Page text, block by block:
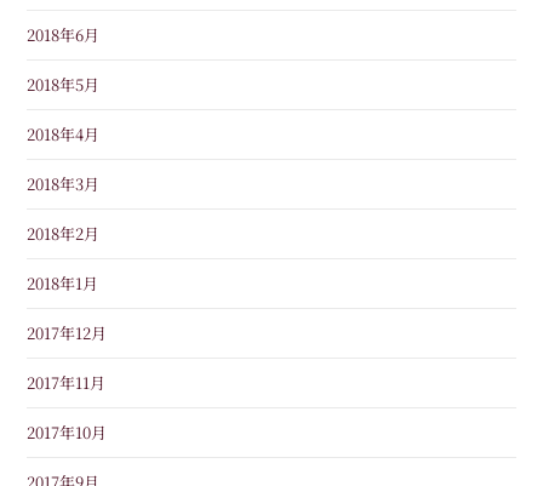
2018年6月
2018年5月
2018年4月
2018年3月
2018年2月
2018年1月
2017年12月
2017年11月
2017年10月